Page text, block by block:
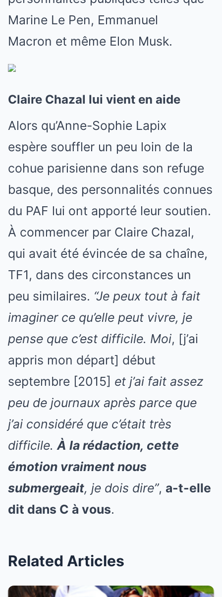
Marine Le Pen, Emmanuel
Macron et même Elon Musk.
Claire Chazal lui vient en aide
Alors qu’Anne-Sophie Lapix
espère souffler un peu loin de la
cohue parisienne dans son refuge
basque, des personnalités connues
du PAF lui ont apporté leur soutien.
À commencer par Claire Chazal,
qui avait été évincée de sa chaîne,
TF1, dans des circonstances un
peu similaires. “Je peux tout à fait
imaginer ce qu’elle peut vivre, je
pense que c’est difficile. Moi, [j’ai
appris mon départ] début
septembre [2015] et j’ai fait assez
peu de journaux après parce que
j’ai considéré que c’était très
difficile.À la rédaction, cette
émotion vraiment nous
submergeait, je dois dire”, a-t-elle
dit dans C à vous.
Related Articles